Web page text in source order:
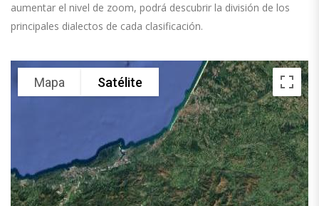
aumentar el nivel de zoom, podrá descubrir la división de los
principales dialectos de cada clasificación.
Mapa Satélite